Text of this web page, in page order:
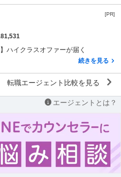
[PR]
ハイクラスオファーが届く
続きを見る
転職エージェント比較を見る
エージェントとは？